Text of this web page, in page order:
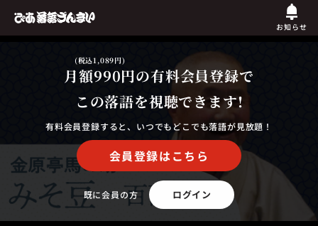
お知らせ
月額990円
(税込1,089円)
の有料会員登録で
この落語を視聴できます!
有料会員登録すると、いつでもどこでも落語が見放題！
会員登録はこちら
既に会員の方 ログイン